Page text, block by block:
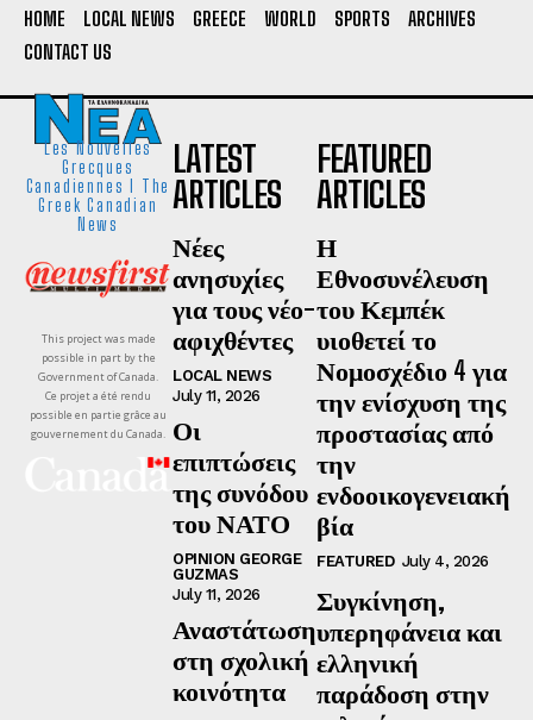
HOME LOCAL NEWS GREECE WORLD SPORTS
ARCHIVES
CONTACT US
Les Nouvelles
Grecques
Canadiennes I The
Greek Canadian
News
This project was made
possible in part by the
Government of Canada.
Ce projet a été rendu
possible en partie grâce au
gouvernement du Canada.
LATEST
ARTICLES
Νέες
ανησυχίες
για τους νέο-
αφιχθέντες
LOCAL NEWS
July 11, 2026
Οι
επιπτώσεις
της συνόδου
του ΝΑΤΟ
OPINION GEORGE
GUZMAS
July 11, 2026
Αναστάτωση
στη σχολική
κοινότητα
FEATURED
ARTICLES
Η
Εθνοσυνέλευση
του Κεμπέκ
υιοθετεί το
Νομοσχέδιο 4 για
την ενίσχυση της
προστασίας από
την
ενδοοικογενειακή
βία
FEATURED July 4, 2026
Συγκίνηση,
υπερηφάνεια και
ελληνική
παράδοση στην